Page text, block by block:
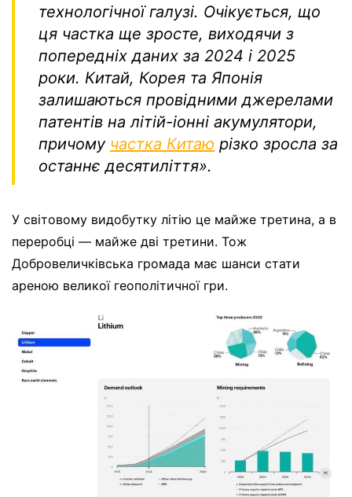
технологічної галузі. Очікується, що
ця частка ще зросте, виходячи з
попередніх даних за 2024 і 2025
роки. Китай, Корея та Японія
залишаються провідними джерелами
патентів на літій-іонні акумулятори,
причому частка Китаю різко зросла за
останнє десятиліття».
У світовому видобутку літію це майже третина, а в
переробці — майже дві третини. Тож
Добровеличківська громада має шанси стати
ареною великої геополітичної гри.